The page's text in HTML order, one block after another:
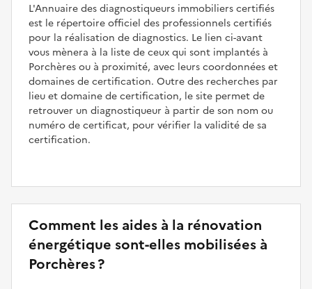
L'Annuaire des diagnostiqueurs immobiliers certifiés
est le répertoire officiel des professionnels certifiés
pour la réalisation de diagnostics. Le lien ci-avant
vous mènera à la liste de ceux qui sont implantés à
Porchères ou à proximité, avec leurs coordonnées et
domaines de certification. Outre des recherches par
lieu et domaine de certification, le site permet de
retrouver un diagnostiqueur à partir de son nom ou
numéro de certificat, pour vérifier la validité de sa
certification.
Comment les aides à la rénovation
énergétique sont-elles mobilisées à
Porchères ?